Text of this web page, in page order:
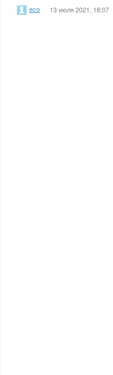
eco 13 июля 2021, 18:07